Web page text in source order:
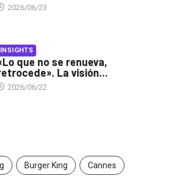
2026/06/23
INSIGHTS
que no se renueva,
La visión...
2026/06/22
Burger King Cannes